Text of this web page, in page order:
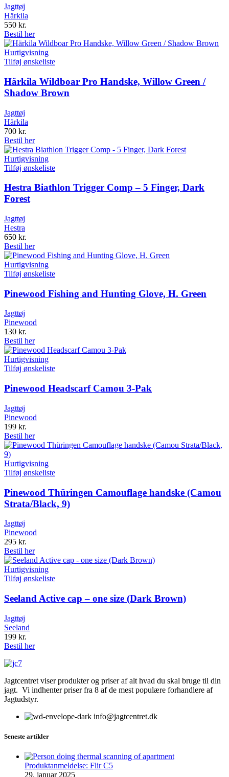
Jagttøj
Härkila
550 kr.
Bestil her
Hurtigvisning
Tilføj ønskeliste
Härkila Wildboar Pro Handske, Willow Green /
Shadow Brown
Jagttøj
Härkila
700 kr.
Bestil her
Hurtigvisning
Tilføj ønskeliste
Hestra Biathlon Trigger Comp – 5 Finger, Dark
Forest
Jagttøj
Hestra
650 kr.
Bestil her
Hurtigvisning
Tilføj ønskeliste
Pinewood Fishing and Hunting Glove, H. Green
Jagttøj
Pinewood
130 kr.
Bestil her
Hurtigvisning
Tilføj ønskeliste
Pinewood Headscarf Camou 3-Pak
Jagttøj
Pinewood
199 kr.
Bestil her
Hurtigvisning
Tilføj ønskeliste
Pinewood Thüringen Camouflage handske (Camou
Strata/Black, 9)
Jagttøj
Pinewood
295 kr.
Bestil her
Hurtigvisning
Tilføj ønskeliste
Seeland Active cap – one size (Dark Brown)
Jagttøj
Seeland
199 kr.
Bestil her
Jagtcentret viser produkter og priser af alt hvad du skal bruge til din
jagt. Vi indhenter priser fra 8 af de mest populære forhandlere af
Jagtudstyr.
info@jagtcentret.dk
Seneste artikler
Produktanmeldelse: Flir C5
29. januar 2025